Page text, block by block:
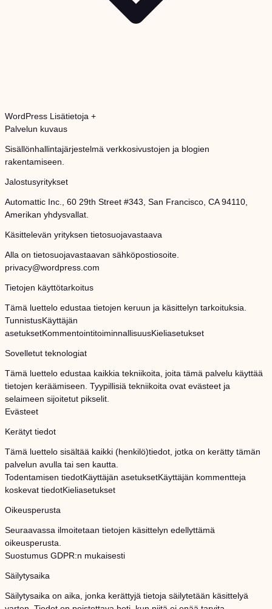
WordPress Lisätietoja +
Palvelun kuvaus
Sisällönhallintajärjestelmä verkkosivustojen ja blogien
rakentamiseen.
Jalostusyritykset
Automattic Inc., 60 29th Street #343, San Francisco, CA 94110,
Amerikan yhdysvallat.
Käsittelevän yrityksen tietosuojavastaava
Alla on tietosuojavastaavan sähköpostiosoite.
privacy@wordpress.com
Tietojen käyttötarkoitus
Tämä luettelo edustaa tietojen keruun ja käsittelyn tarkoituksia.
TunnistusKäyttäjän
asetuksetKommentointitoiminnallisuusKieliasetukset
Sovelletut teknologiat
Tämä luettelo edustaa kaikkia tekniikoita, joita tämä palvelu käyttää
tietojen keräämiseen. Tyypillisiä tekniikoita ovat evästeet ja
selaimeen sijoitetut pikselit.
Evästeet
Kerätyt tiedot
Tämä luettelo sisältää kaikki (henkilö)tiedot, jotka on kerätty tämän
palvelun avulla tai sen kautta.
Todentamisen tiedotKäyttäjän asetuksetKäyttäjän kommentteja
koskevat tiedotKieliasetukset
Oikeusperusta
Seuraavassa ilmoitetaan tietojen käsittelyn edellyttämä
oikeusperusta.
Suostumus GDPR:n mukaisesti
Säilytysaika
Säilytysaika on aika, jonka kerättyjä tietoja säilytetään käsittelyä